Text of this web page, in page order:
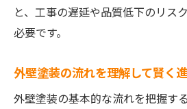
と、工事の遅延や品質低下のリス
必要です。
外壁塗装の流れを理解して賢く
外壁塗装の基本的な流れを把握す